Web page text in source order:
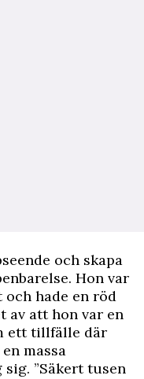
och skapa
Hon var
hade en röd
av att hon var en
ett tillfälle där
massa
”Säkert tusen